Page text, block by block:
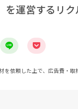
を運営するリ
を依頼した上で、広告費・取